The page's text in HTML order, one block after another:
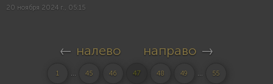
20 ноября 2024 г., 05:15
← налево направо →
1 ... 45 46 47 48 49 ... 55